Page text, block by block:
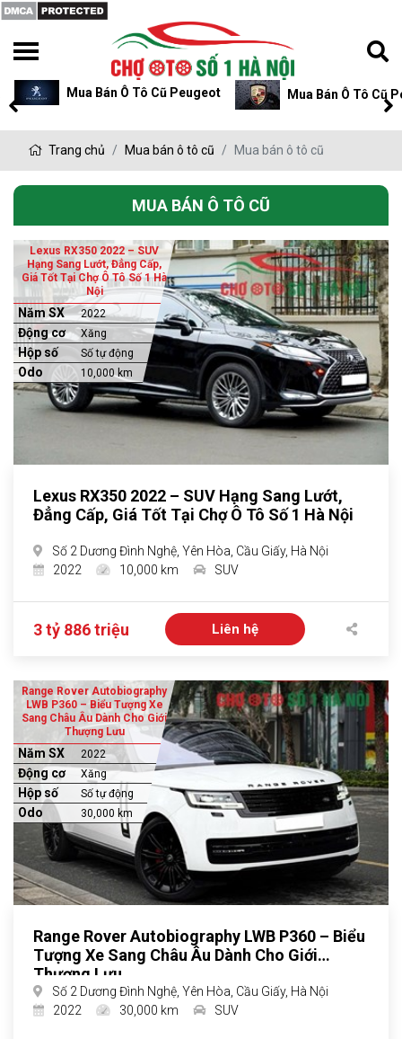
Mua Bán Ô Tô Cũ Peugeot Mua Bán Ô Tô Cũ
Trang chủ Mua bán ô tô cũ Mua bán ô tô cũ
MUA BÁN Ô TÔ CŨ
Lexus RX350 2022 – SUV
Hạng Sang Lướt, Đẳng Cấp,
Giá Tốt Tại Chợ Ô Tô Số 1 Hà
Nội
Năm SX 2022
Động cơ Xăng
Hộp số Số tự động
Odo 10,000 km
Lexus RX350 2022 – SUV Hạng Sang Lướt,
Đẳng Cấp, Giá Tốt Tại Chợ Ô Tô Số 1 Hà Nội
Số 2 Dương Đình Nghệ, Yên Hòa, Cầu Giấy, Hà Nội
2022
10,000 km SUV
3 tỷ 886 triệu Liên hệ
Range Rover Autobiography
LWB P360 – Biểu Tượng Xe
Sang Châu Âu Dành Cho Giới
Thượng Lưu
Năm SX 2022
Động cơ Xăng
Hộp số Số tự động
Odo 30,000 km
Range Rover Autobiography LWB P360 – Biểu
Tượng Xe Sang Châu Âu Dành Cho Giới
Thượng Lưu
Số 2 Dương Đình Nghệ, Yên Hòa, Cầu Giấy, Hà Nội
2022
30,000 km SUV